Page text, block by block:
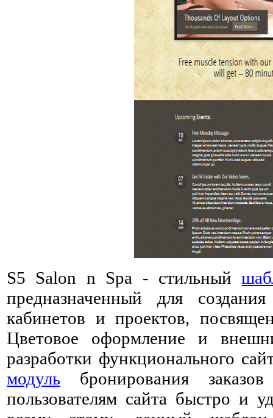
S5 Salon n Spa - стильный
предназначенный для
кабинетов и проектов,
Цветовое оформление и
разработки функционального
модуль бронирования
пользователям сайта быстро и